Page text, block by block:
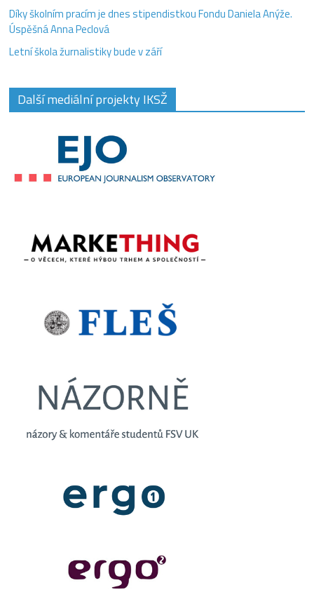
Díky školním pracím je dnes stipendistkou Fondu Daniela Anýže.
Úspěšná Anna Peclová
Letní škola žurnalistiky bude v září
Další mediální projekty IKSŽ